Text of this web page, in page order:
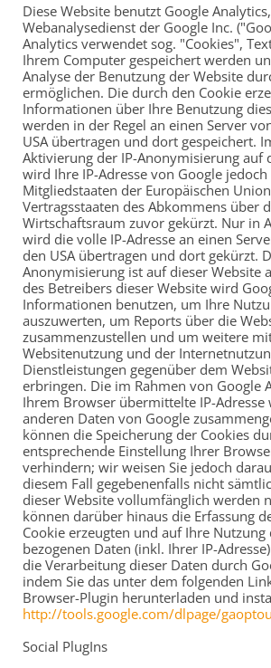
Diese Website benutzt Google
Webanalysedienst der Google Inc.
Analytics verwendet sog. "Cookies",
Ihrem Computer gespeichert werden
Analyse der Benutzung der Website
ermöglichen. Die durch den Cookie
Informationen über Ihre Benutzung
werden in der Regel an einen Server
USA übertragen und dort gespeichert.
Aktivierung der IP-Anonymisierung auf
wird Ihre IP-Adresse von Google
Mitgliedstaaten der Europäischen
Vertragsstaaten des Abkommens über
Wirtschaftsraum zuvor gekürzt. Nur in
wird die volle IP-Adresse an einen
den USA übertragen und dort gekürzt.
Anonymisierung ist auf dieser Website
des Betreibers dieser Website wird
Informationen benutzen, um Ihre
auszuwerten, um Reports über die
zusammenzustellen und um weitere
Websitenutzung und der
Dienstleistungen gegenüber dem
erbringen. Die im Rahmen von Google
Ihrem Browser übermittelte IP-
anderen Daten von Google
können die Speicherung der Cookies
entsprechende Einstellung Ihrer
verhindern; wir weisen Sie jedoch
diesem Fall gegebenenfalls nicht
dieser Website vollumfänglich werden
können darüber hinaus die Erfassung
Cookie erzeugten und auf Ihre Nutzung
bezogenen Daten (inkl. Ihrer IP-
die Verarbeitung dieser Daten durch
indem Sie das unter dem folgenden
Browser-Plugin herunterladen und
http://tools.google.com/dlpage/
Social PlugIns